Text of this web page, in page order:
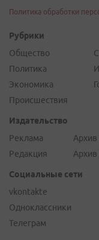
Политика обработки
Рубрики
Общество
Политика
Экономика
Происшествия
Издательство
Реклама
Редакция
Архив
Архив
Социальные сети
vkontakte
Одноклассники
Телеграм